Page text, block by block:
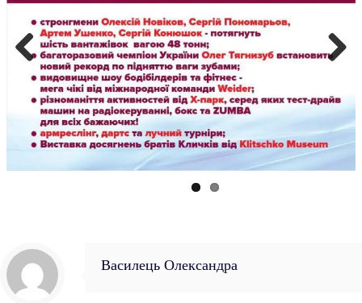
Previous
Василець Олександра